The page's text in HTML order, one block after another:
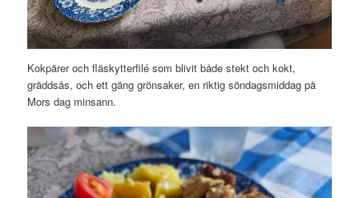
Kokpärer och fläskytterfilé som blivit både stekt och kokt,
gräddsås, och ett gäng grönsaker, en riktig söndagsmiddag på
Mors dag minsann.